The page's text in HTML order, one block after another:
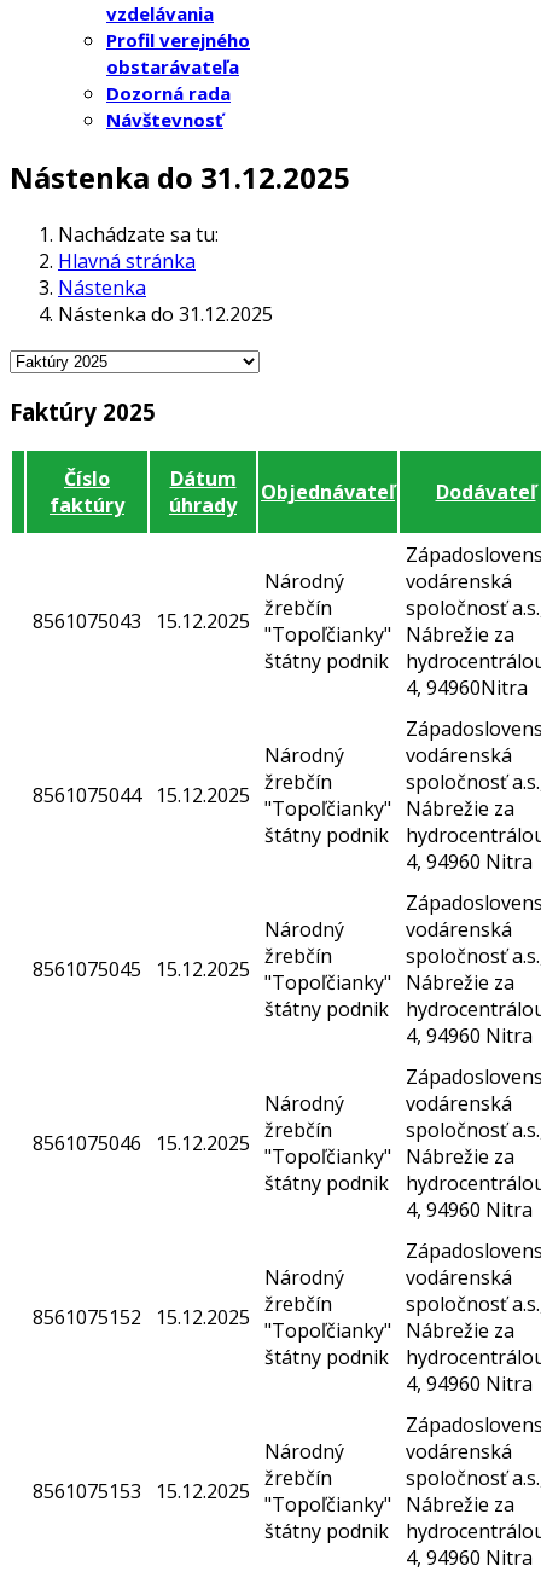
vzdelávania
Profil verejného
obstarávateľa
Dozorná rada
Návštevnosť
Nástenka do 31.12.2025
Nachádzate sa tu:
Hlavná stránka
Nástenka
Nástenka do 31.12.2025
Faktúry 2025
Číslo
faktúry
Dátum
úhrady
Objednávateľ Dodávateľ
8561075043 15.12.2025
Národný
žrebčín
"Topoľčianky"
štátny podnik
vodárenská
spoločnosť
Nábrežie za
4, 94960Nitra
8561075044 15.12.2025
Národný
žrebčín
"Topoľčianky"
štátny podnik
vodárenská
spoločnosť
Nábrežie za
4, 94960 Nitra
8561075045 15.12.2025
Národný
žrebčín
"Topoľčianky"
štátny podnik
vodárenská
spoločnosť
Nábrežie za
4, 94960 Nitra
8561075046 15.12.2025
Národný
žrebčín
"Topoľčianky"
štátny podnik
vodárenská
spoločnosť
Nábrežie za
4, 94960 Nitra
8561075152 15.12.2025
Národný
žrebčín
"Topoľčianky"
štátny podnik
vodárenská
spoločnosť
Nábrežie za
4, 94960 Nitra
8561075153 15.12.2025
Národný
žrebčín
"Topoľčianky"
štátny podnik
vodárenská
spoločnosť
Nábrežie za
4, 94960 Nitra